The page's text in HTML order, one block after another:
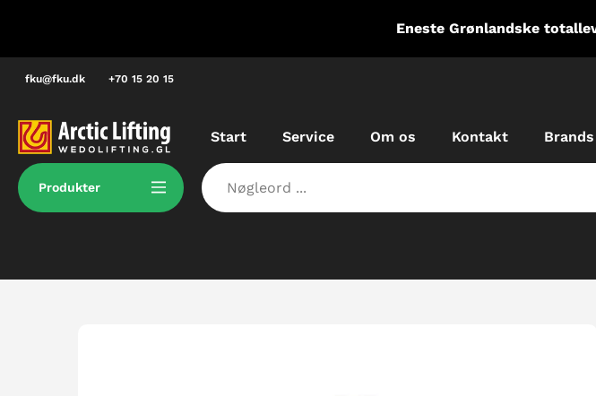
Eneste Grønlandske
fku@fku.dk +70 15 20 15
Start Service Om os Kontakt Brands
Produkter